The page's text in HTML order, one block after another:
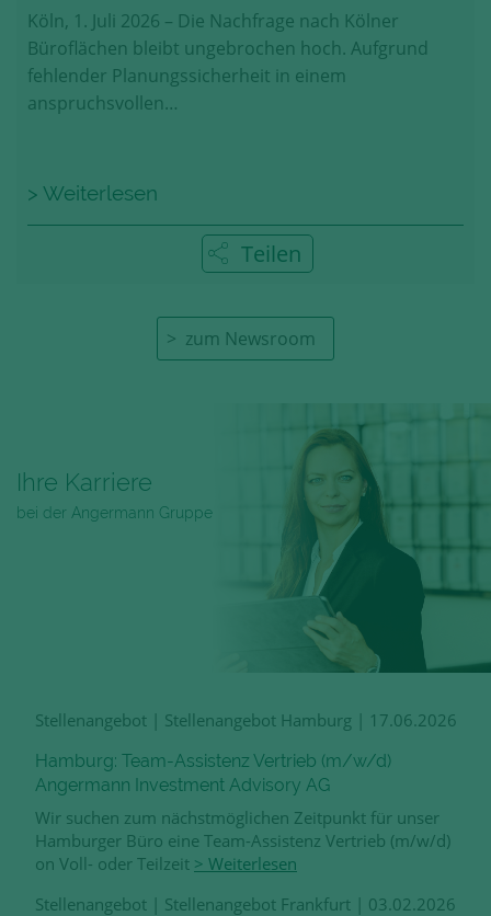
Köln, 1. Juli 2026 – Die Nachfrage nach Kölner
Büroflächen bleibt ungebrochen hoch. Aufgrund
fehlender Planungssicherheit in einem
anspruchsvollen…
> Weiterlesen
Teilen
zum Newsroom
Ihre Karriere
bei der Angermann Gruppe
Stellenangebot | Stellenangebot Hamburg | 17.06.2026
Hamburg: Team-Assistenz Vertrieb (m/w/d)
Angermann Investment Advisory AG
Wir suchen zum nächstmöglichen Zeitpunkt für unser
Hamburger Büro eine Team-Assistenz Vertrieb (m/w/d)
on Voll- oder Teilzeit > Weiterlesen
Stellenangebot | Stellenangebot Frankfurt | 03.02.2026